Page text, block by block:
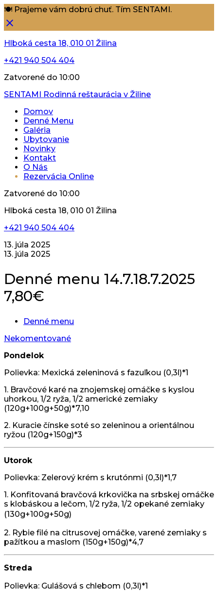
🍽️ Prajeme vám dobrú chuť. Tím SENTAMI.
Hlboká cesta 18, 010 01 Žilina
+421 940 504 404
Zatvorené do 10:00
SENTAMI Rodinná reštaurácia v Žiline
Domov
Denné Menu
Galéria
Ubytovanie
Novinky
Kontakt
O Nás
Rezervácia Online
Zatvorené do 10:00
Hlboká cesta 18, 010 01 Žilina
+421 940 504 404
13. júla 2025
13. júla 2025
Denné menu 14.7.18.7.2025
7,80€
Denné menu
Nekomentované
Pondelok
Polievka: Mexická zeleninová s fazuľkou (0,3l)*1
1. Bravčové karé na znojemskej omáčke s kyslou
uhorkou, 1/2 ryža, 1/2 americké zemiaky
(120g+100g+50g)*7,10
2. Kuracie čínske soté so zeleninou a orientálnou
ryžou (120g+150g)*3
Utorok
Polievka: Zelerový krém s krutónmi (0,3l)*1,7
1. Konfitovaná bravčová krkovička na srbskej omáčke
s klobáskou a lečom, 1/2 ryža, 1/2 opekané zemiaky
(130g+100g+50g)
2. Rybie filé na citrusovej omáčke, varené zemiaky s
pažítkou a maslom (150g+150g)*4,7
Streda
Polievka: Gulášová s chlebom (0,3l)*1